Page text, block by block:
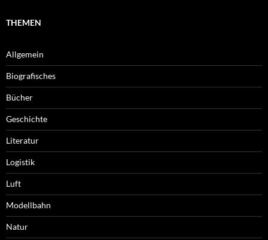
THEMEN
Allgemein
Biografisches
Bücher
Geschichte
Literatur
Logistik
Luft
Modellbahn
Natur